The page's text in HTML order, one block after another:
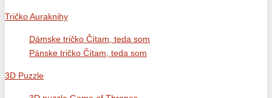
Tričko Auraknihy
Dámske tričko Čítam, teda som
Pánske tričko Čítam, teda som
3D Puzzle